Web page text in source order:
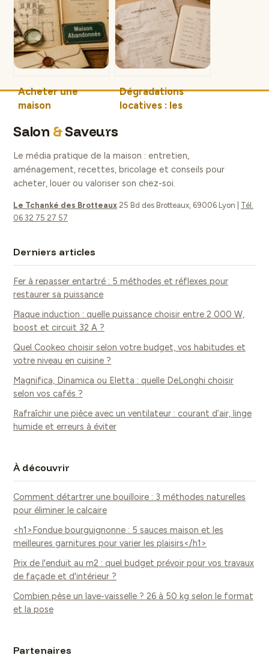
confort familial et
rentabilité
locative
euros d’amende
pour une simple
erreur
administrative
Acheter une
maison
leviers juridiques
propriétaire
Dégradations
locatives : les
de garantie
Salon &Saveurs
Le média pratique de la maison : entretien,
aménagement, recettes, bricolage et conseils pour
acheter, louer ou valoriser son chez-soi.
Le Tchanké des Brotteaux 25 Bd des Brotteaux, 69006 Lyon
Tél.
06 32 75 27 57
Derniers articles
Fer à repasser entartré : 5 méthodes et réflexes pour
restaurer sa puissance
Plaque induction : quelle puissance choisir entre 2 000 W,
boost et circuit 32 A ?
Quel Cookeo choisir selon votre budget, vos habitudes et
votre niveau en cuisine ?
Magnifica, Dinamica ou Eletta : quelle DeLonghi choisir
selon vos cafés ?
Rafraîchir une pièce avec un ventilateur : courant d’air, linge
humide et erreurs à éviter
À découvrir
Comment détartrer une bouilloire : 3 méthodes naturelles
pour éliminer le calcaire
<h1>Fondue bourguignonne : 5 sauces maison et les
meilleures garnitures pour varier les plaisirs</h1>
Prix de l'enduit au m2 : quel budget prévoir pour vos travaux
de façade et d'intérieur ?
Combien pèse un lave-vaisselle ? 26 à 50 kg selon le format
et la pose
Partenaires